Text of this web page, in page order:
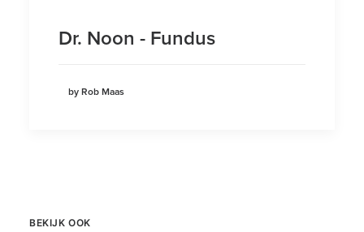
Dr. Noon - Fundus
by Rob Maas
BEKIJK OOK